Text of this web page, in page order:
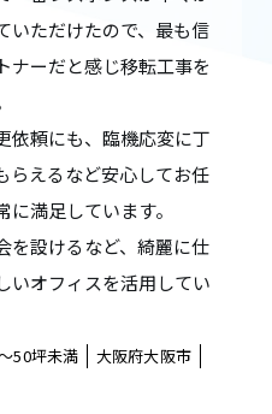
いただけたので、最も信
ナーだと感じ移転工事を
依頼にも、臨機応変に丁
らえるなど安心してお任
満足しています。
を設けるなど、綺麗に仕
いオフィスを活用してい
50坪未満
大阪府大阪市